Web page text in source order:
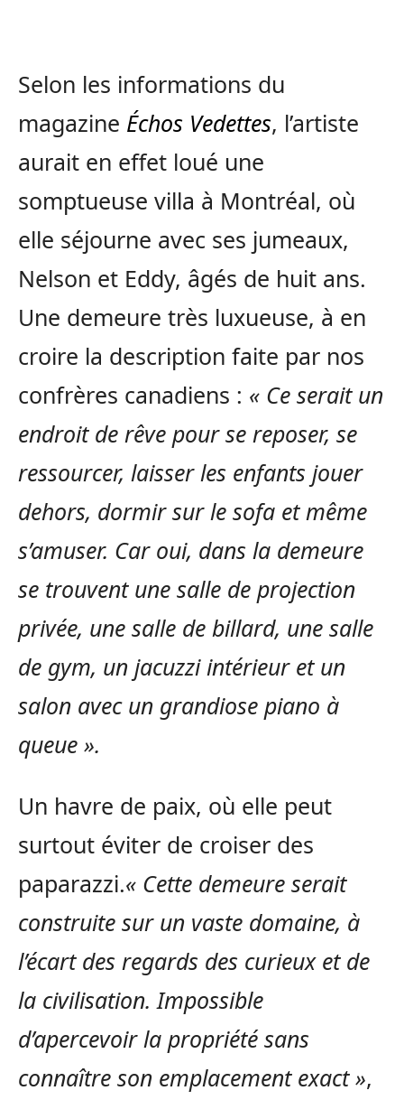
Selon les informations du
magazine Échos Vedettes, l’artiste
aurait en effet loué une
somptueuse villa à Montréal, où
elle séjourne avec ses jumeaux,
Nelson et Eddy, âgés de huit ans.
Une demeure très luxueuse, à en
croire la description faite par nos
confrères canadiens : « Ce serait un
endroit de rêve pour se reposer, se
ressourcer, laisser les enfants jouer
dehors, dormir sur le sofa et même
s’amuser. Car oui, dans la demeure
se trouvent une salle de projection
privée, une salle de billard, une salle
de gym, un jacuzzi intérieur et un
salon avec un grandiose piano à
queue ».
Un havre de paix, où elle peut
surtout éviter de croiser des
paparazzi.« Cette demeure serait
construite sur un vaste domaine, à
l’écart des regards des curieux et de
la civilisation. Impossible
d’apercevoir la propriété sans
connaître son emplacement exact »,